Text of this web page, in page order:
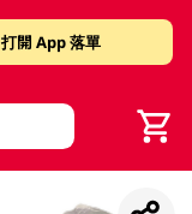
打開 App 落單